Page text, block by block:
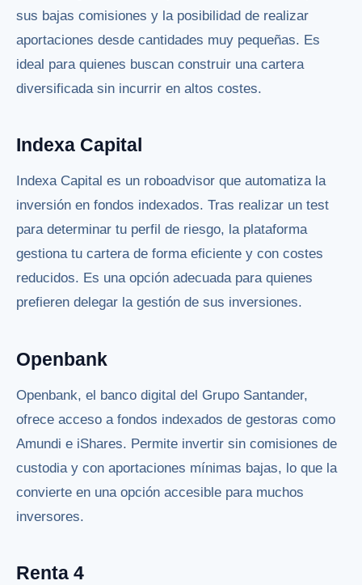
sus bajas comisiones y la posibilidad de realizar
aportaciones desde cantidades muy pequeñas. Es
ideal para quienes buscan construir una cartera
diversificada sin incurrir en altos costes.
Indexa Capital
Indexa Capital es un roboadvisor que automatiza la
inversión en fondos indexados. Tras realizar un test
para determinar tu perfil de riesgo, la plataforma
gestiona tu cartera de forma eficiente y con costes
reducidos. Es una opción adecuada para quienes
prefieren delegar la gestión de sus inversiones.
Openbank
Openbank, el banco digital del Grupo Santander,
ofrece acceso a fondos indexados de gestoras como
Amundi e iShares. Permite invertir sin comisiones de
custodia y con aportaciones mínimas bajas, lo que la
convierte en una opción accesible para muchos
inversores.
Renta 4